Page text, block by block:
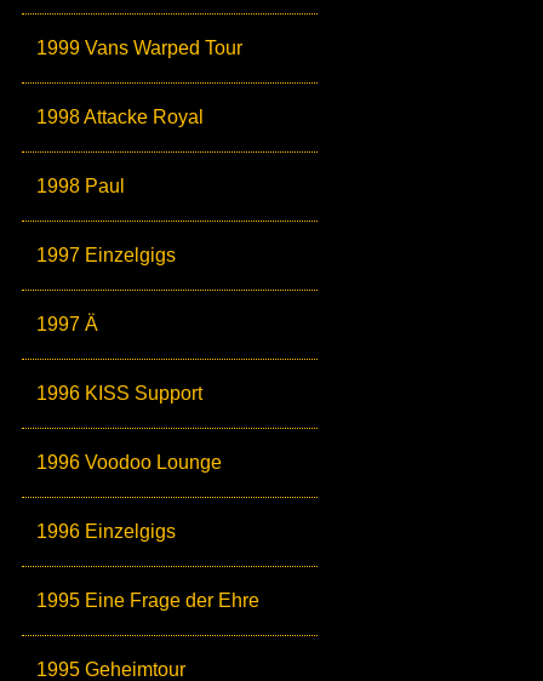
1999 Vans Warped Tour
1998 Attacke Royal
1998 Paul
1997 Einzelgigs
1997 Ä
1996 KISS Support
1996 Voodoo Lounge
1996 Einzelgigs
1995 Eine Frage der Ehre
1995 Geheimtour